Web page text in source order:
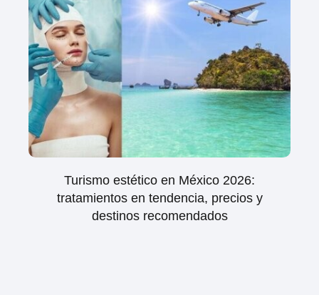
Turismo estético en México 2026:
tratamientos en tendencia, precios y
destinos recomendados